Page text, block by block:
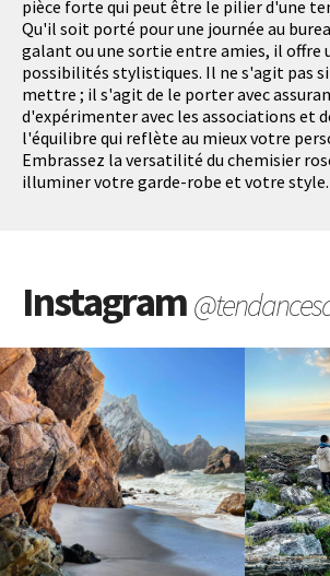
pièce forte qui peut être le pilier d'une
Qu'il soit porté pour une journée au
galant ou une sortie entre amies, il offre
possibilités stylistiques. Il ne s'agit pas
mettre ; il s'agit de le porter avec
d'expérimenter avec les associations et
l'équilibre qui reflète au mieux votre
Embrassez la versatilité du chemisier
illuminer votre garde-robe et votre style.
Instagram